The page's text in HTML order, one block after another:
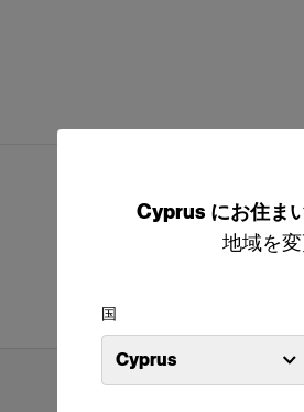
Cyprus にお住ま
地域を
国
Cyprus